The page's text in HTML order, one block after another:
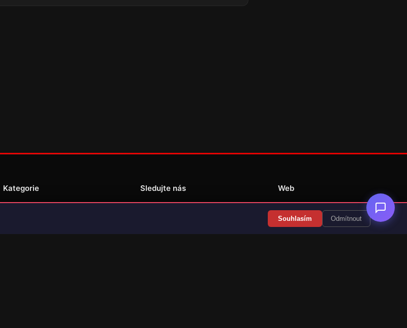
Kategorie Sledujte nás Web
Překlady her
Souhlasím Odmítnout